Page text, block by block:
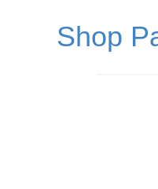
Shop